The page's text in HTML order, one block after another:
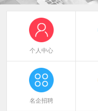
个人中心
名企招聘